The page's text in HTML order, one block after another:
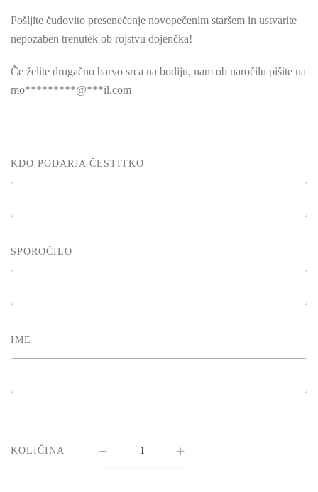
Pošljite čudovito presenečenje novopečenim staršem in ustvarite
nepozaben trenutek ob rojstvu dojenčka!
Če želite drugačno barvo srca na bodiju, nam ob naročilu pišite na
mo*********@***il.com
KDO PODARJA ČESTITKO
SPOROČILO
IME
KOLIČINA